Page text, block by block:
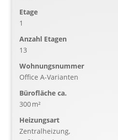
Etage
1
Anzahl Etagen
13
Wohnungsnummer
Office A-Varianten
Bürofläche ca.
300 m²
Heizungsart
Zentralheizung,